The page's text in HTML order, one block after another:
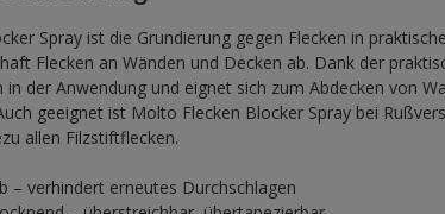
Spray ist die Grundierung gegen Flecken in
Flecken an Wänden und Decken ab. Dank der
in der Anwendung und eignet sich zum Abdecken von
geeignet ist Molto Flecken Blocker Spray bei
allen Filzstiftflecken.
– verhindert erneutes Durchschlagen